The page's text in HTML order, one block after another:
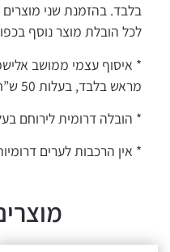
הובלת מוצר נוסף בכפוף
עצמי ממושב אלישמע
בלבד, בעלות 50 ש”ח ישולם למחסנאי.
דרומית לירוחם בעלות
הרכבות לערים דרומיות
מוצרים